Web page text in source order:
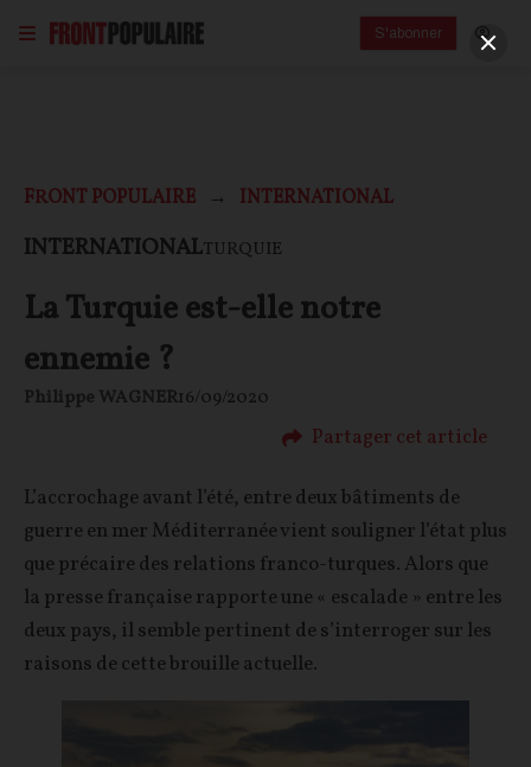
S'abonner
FRONT POPULAIRE INTERNATIONAL
INTERNATIONALTURQUIE
La Turquie est-elle notre
ennemie ?
Philippe WAGNER16/09/2020
Partager cet article
L’accrochage avant l’été, entre deux bâtiments de
guerre en mer Méditerranée vient souligner l’état plus
que précaire des relations franco-turques. Alors que
la presse française rapporte une « escalade » entre les
deux pays, il semble pertinent de s’interroger sur les
raisons de cette brouille actuelle.